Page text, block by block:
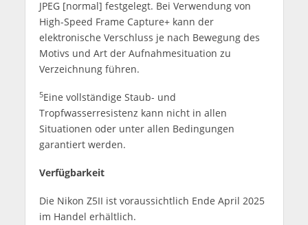
JPEG [normal] festgelegt. Bei Verwendung von
High-Speed Frame Capture+ kann der
elektronische Verschluss je nach Bewegung des
Motivs und Art der Aufnahmesituation zu
Verzeichnung führen.
5Eine vollständige Staub- und
Tropfwasserresistenz kann nicht in allen
Situationen oder unter allen Bedingungen
garantiert werden.
Verfügbarkeit
Die Nikon Z5II ist voraussichtlich Ende April 2025
im Handel erhältlich.